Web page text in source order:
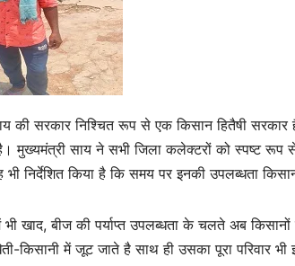
की सरकार निश्चित रूप से एक किसान हितैषी सरकार
मुख्यमंत्री साय ने सभी जिला कलेक्टरों को स्पष्ट रूप
निर्देशित किया है कि समय पर इनकी उपलब्धता
खाद, बीज की पर्याप्त उपलब्धता के चलते अब
किसानी में जूट जाते है साथ ही उसका पूरा परिवार